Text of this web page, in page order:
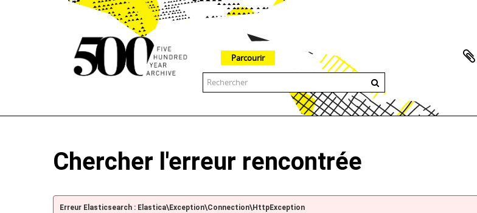
Parcourir
Chercher l'erreur rencontrée
Erreur Elasticsearch : Elastica\Exception\Connection\HttpException